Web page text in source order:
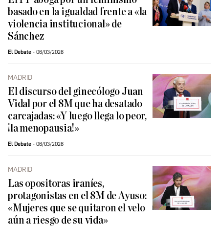
basado en la igualdad frente a «la
violencia institucional» de
Sánchez
El Debate 06/03/2026
MADRID
El discurso del ginecólogo Juan
Vidal por el 8M que ha desatado
carcajadas: «Y luego llega lo peor,
¡la menopausia!»
El Debate 06/03/2026
MADRID
Las opositoras iraníes,
protagonistas en el 8M de Ayuso:
«Mujeres que se quitaron el velo
aún a riesgo de su vida»